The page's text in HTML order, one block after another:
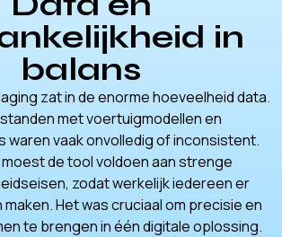
in
balans
zat in de enorme hoeveelheid data.
met voertuigmodellen en
vaak onvolledig of inconsistent.
de tool voldoen aan strenge
zodat werkelijk iedereen er
maken. Het was cruciaal om precisie en
te brengen in één digitale oplossing.